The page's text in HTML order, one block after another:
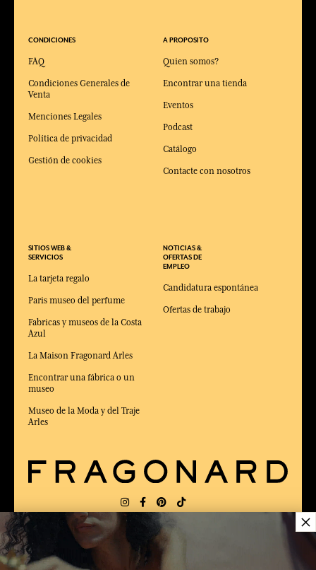
CONDICIONES
FAQ
Condiciones Generales de
Venta
Menciones Legales
Política de privacidad
Gestión de cookies
SITIOS WEB &
SERVICIOS
La tarjeta regalo
Paris museo del perfume
Fabricas y museos de la Costa
Azul
La Maison Fragonard Arles
Encontrar una fábrica o un
museo
Museo de la Moda y del Traje
Arles
A PROPOSITO
Quien somos?
Encontrar una tienda
Eventos
Podcast
Catálogo
Contacte con nosotros
NOTICIAS &
OFERTAS DE
EMPLEO
Candidatura espontánea
Ofertas de trabajo
ENTREGA: US
×